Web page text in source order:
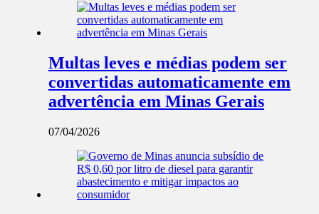
Multas leves e médias podem ser
convertidas automaticamente em
advertência em Minas Gerais
07/04/2026